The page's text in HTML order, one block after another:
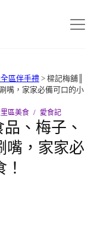
區伴手禮 > 樑記梅舖║
嘴，家家必備可口的小
區美食 愛食記
、梅子、
嘴，家家必